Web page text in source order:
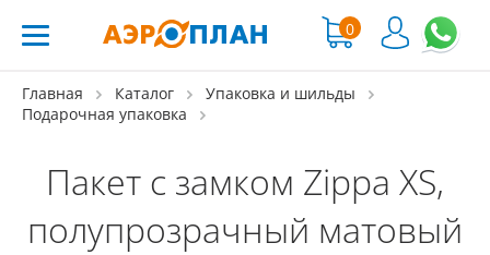
0
Главная Каталог
Упаковка и шильды
Подарочная упаковка
Пакет с замком Zippa XS,
полупрозрачный матовый